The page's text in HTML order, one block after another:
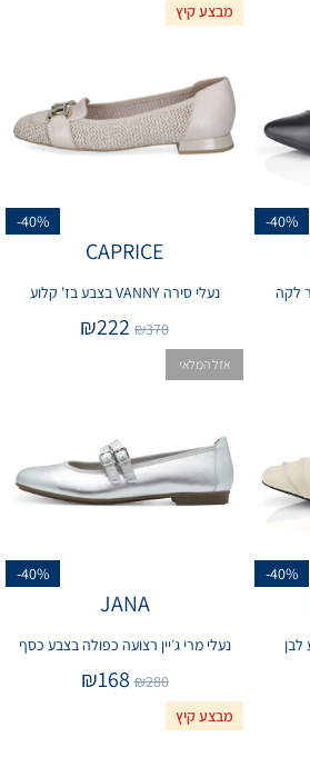
-40%
מבצע קיץ
-40%
CAPRICE
נעלי סירה VANNY בצבע בז' קלוע
₪370
₪222
-40%
-40%
אזל המלאי
JANA
נעלי מרי ג׳יין רצועה כפולה בצבע כסף
₪280
₪168
מבצע קיץ